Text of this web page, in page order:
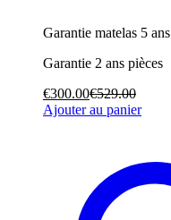
Garantie matelas 5 ans
Garantie 2 ans pièces
€300.00€529.00
Ajouter au panier